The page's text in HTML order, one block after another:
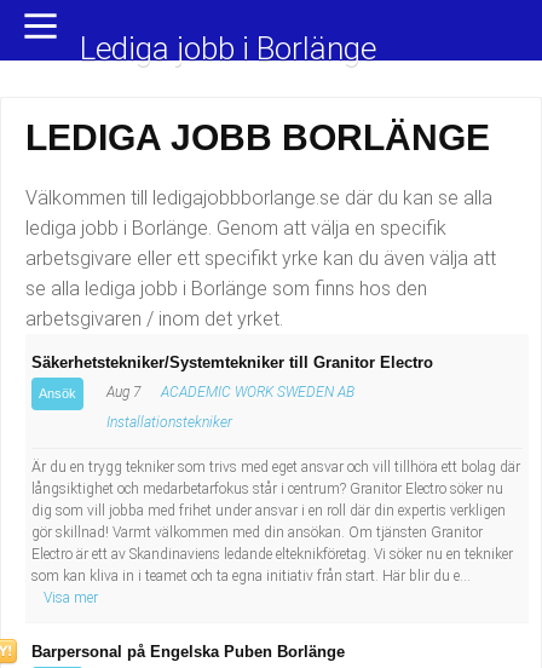
Yrkesområden
Bygg och anläggning
Chefer och verksamhetsledare
Data/IT
Försäljning, inköp, marknadsföring
Hantverksyrken
Hälso- och sjukvård
Industriell tillverkning
Populära jobb
Städare/Lokalvårdare
Barnskötare
Lärare i förskola/Förskollärare
Lagerarbetare
Bussförare/Busschaufför
Personlig assistent
Behandlingsassistent/Socialpedagog
Lediga jobb i Borlänge
LEDIGA JOBB BORLÄNGE
Välkommen till ledigajobbborlange.se där du kan se alla
lediga jobb i Borlänge. Genom att välja en specifik
arbetsgivare eller ett specifikt yrke kan du även välja att
se alla lediga jobb i Borlänge som finns hos den
arbetsgivaren / inom det yrket.
Säkerhetstekniker/Systemtekniker till Granitor Electro
Ansök Aug 7
ACADEMIC WORK SWEDEN AB
Installationstekniker
Är du en trygg tekniker som trivs med eget ansvar och vill tillhöra ett bolag där
långsiktighet och medarbetarfokus står i centrum? Granitor Electro söker nu
dig som vill jobba med frihet under ansvar i en roll där din expertis verkligen
gör skillnad! Varmt välkommen med din ansökan. Om tjänsten Granitor
Electro är ett av Skandinaviens ledande elteknikföretag. Vi söker nu en tekniker
som kan kliva in i teamet och ta egna initiativ från start. Här blir du e...
Visa mer
Barpersonal på Engelska Puben Borlänge